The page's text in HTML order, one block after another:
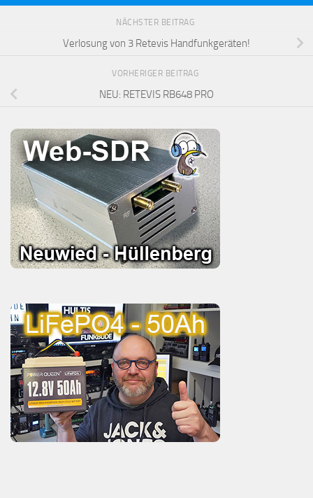
NÄCHSTER BEITRAG
Verlosung von 3 Retevis Handfunkgeräten!
VORHERIGER BEITRAG
NEU: RETEVIS RB648 PRO